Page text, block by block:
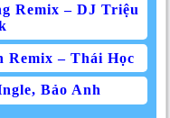
Remix – DJ Triệu
Remix – Thái Học
Bảo Anh